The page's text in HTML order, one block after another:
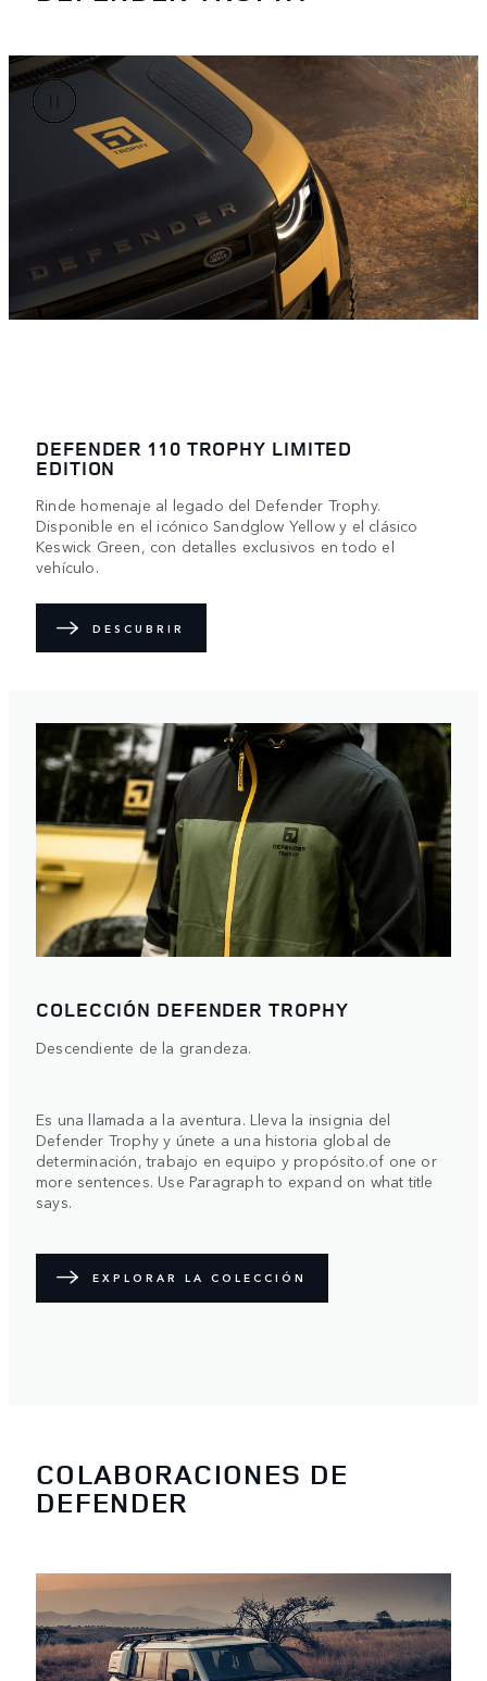
DEFENDER 110 TROPHY LIMITED
EDITION
Rinde homenaje al legado del Defender Trophy.
Disponible en el icónico Sandglow Yellow y el clásico
Keswick Green, con detalles exclusivos en todo el
vehículo.
DESCUBRIR
COLECCIÓN DEFENDER TROPHY
Descendiente de la grandeza.
Es una llamada a la aventura. Lleva la insignia del
Defender Trophy y únete a una historia global de
determinación, trabajo en equipo y propósito.of one or
more sentences. Use Paragraph to expand on what title
says.
EXPLORAR LA COLECCIÓN
COLABORACIONES DE
DEFENDER